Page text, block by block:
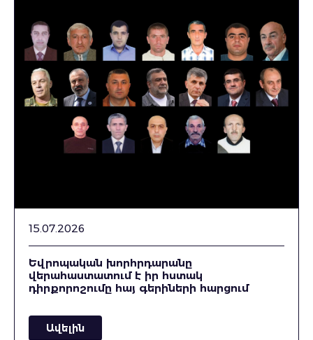
15.07.2026
Եվրոպական խորհրդարանը
վերահաստատում է իր հստակ
դիրքորոշումը հայ գերիների հարցում
Ավելին